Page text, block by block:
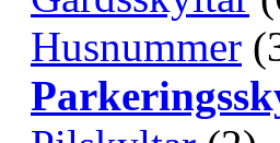
Husnummer